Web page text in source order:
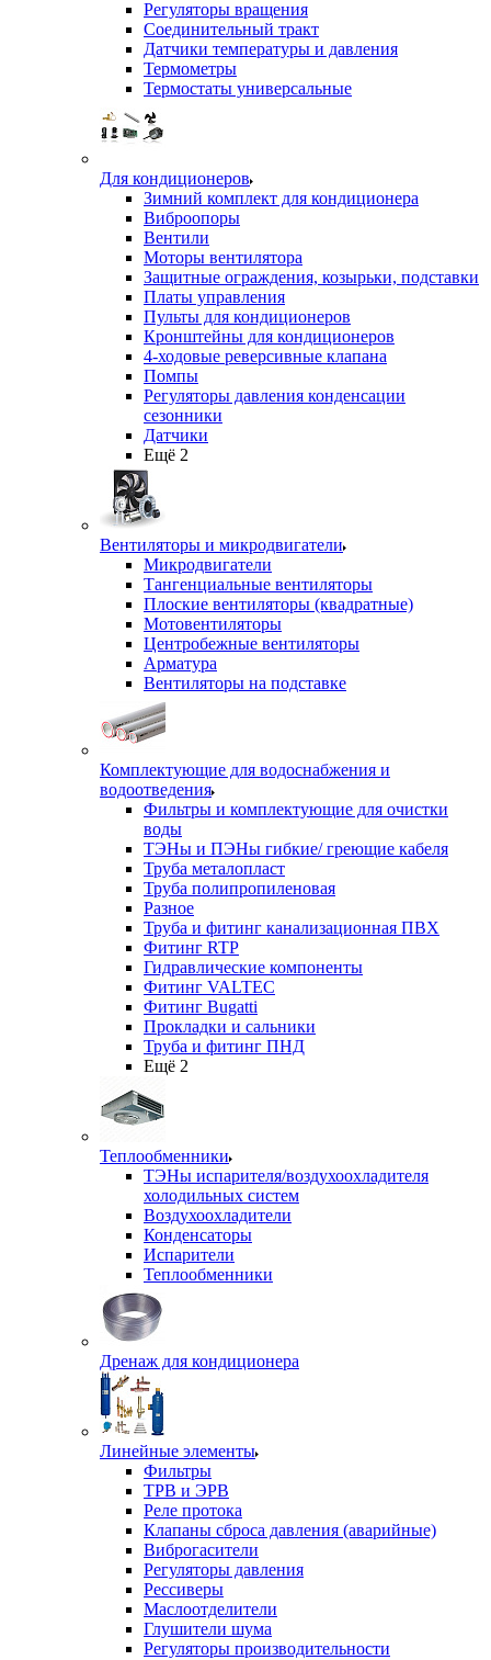
Регуляторы вращения
Соединительный тракт
Датчики температуры и давления
Термометры
Термостаты универсальные
Для кондиционеров
Зимний комплект для кондиционера
Виброопоры
Вентили
Моторы вентилятора
Защитные ограждения, козырьки, подставки
Платы управления
Пульты для кондиционеров
Кронштейны для кондиционеров
4-ходовые реверсивные клапана
Помпы
Регуляторы давления конденсации
сезонники
Датчики
Ещё 2
Вентиляторы и микродвигатели
Микродвигатели
Тангенциальные вентиляторы
Плоские вентиляторы (квадратные)
Мотовентиляторы
Центробежные вентиляторы
Арматура
Вентиляторы на подставке
Комплектующие для водоснабжения и
водоотведения
Фильтры и комплектующие для очистки
воды
ТЭНы и ПЭНы гибкие/ греющие кабеля
Труба металопласт
Труба полипропиленовая
Разное
Труба и фитинг канализационная ПВХ
Фитинг RTP
Гидравлические компоненты
Фитинг VALTEC
Фитинг Bugatti
Прокладки и сальники
Труба и фитинг ПНД
Ещё 2
Теплообменники
ТЭНы испарителя/воздухоохладителя
холодильных систем
Воздухоохладители
Конденсаторы
Испарители
Теплообменники
Дренаж для кондиционера
Линейные элементы
Фильтры
ТРВ и ЭРВ
Реле протока
Клапаны сброса давления (аварийные)
Виброгасители
Регуляторы давления
Рессиверы
Маслоотделители
Глушители шума
Регуляторы производительности